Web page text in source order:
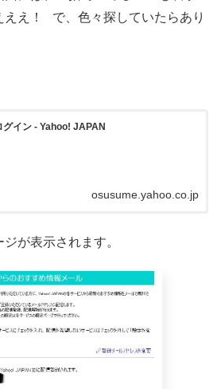
ええ！ で、色々探していたらあり
グイン - Yahoo! JAPAN
osusume.yahoo.co.jp
ジが表示されます。